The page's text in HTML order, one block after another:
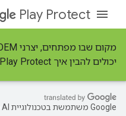
Play Protect
יכולים להבין איך Google Play Protect פועל